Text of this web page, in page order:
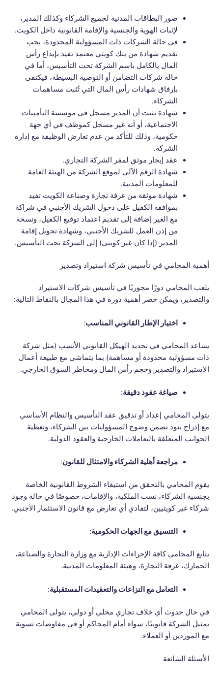
صور البطاقات المدنية لجميع الشركاء وكذلك المدير،
لإثبات الهوية والجنسية والإقامة القانونية داخل الكويت.
في حالة الشركات ذات المسؤولية المحدودة، يجب
تقديم شهادة من بنك كويتي معتمد تفيد بإيداع رأس
المال بالكامل باسم الشركة تحت التأسيس، أما في
حالة شركات التضامن أو التوصية البسيطة، فيكتفى
بإرفاق شهادات رأس المال التي تُثبت مساهمات
الشركاء.
شهادة تثبت أن المدير مسجل في مؤسسة التأمينات
الاجتماعية، أو أنه غير مسجل كموظف في أي جهة
حكومية، وذلك للتأكد من عدم تعارض الوظيفة مع إدارة
الشركة.
عقد إيجار موثق لمقر الشركة التجاري.
شهادة الرقم الآلي لموقع الشركة من الهيئة العامة
للمعلومات المدنية.
شهادة موثقة من غرفة تجارة وصناعة الكويت تفيد
بموافقة الكفيل على دخول الشريك الأجنبي في شراكة
مع الغير إضافة إلى تقديم اعتماد توقيع الكفيل، ونسخة
من إذن العمل للشريك الأجنبي، وشهادة تحويل إقامة
المدير (إذا كان غير كويتي) إلى الشركة تحت التأسيس.
أهمية المحامي في تأسيس شركة استيراد وتصدير
يلعب المحامي دورًا محوريًا في تأسيس شركات الاستيراد
والتصدير، ويمكن حصر أهمية دوره في هذا المجال بالنقاط التالية:
اختيار الإطار القانوني المناسب:
يساعد المحامي في تحديد الهيكل القانوني الأنسب (مثل شركة
ذات مسؤولية محدودة أو مساهمة) بما يتماشى مع طبيعة أعمال
الاستيراد والتصدير وحجم رأس المال ومخاطر السوق الخارجي.
صياغة عقود دقيقة:
يتولى المحامي إعداد أو تدقيق عقد التأسيس والنظام الأساسي
مع إدراج بنود تضمن وضوح المسؤوليات بين الشركاء، وتغطية
الجوانب المتعلقة بالتعاملات الخارجية والعقود الدولية.
مراجعة أهلية الشركاء والامتثال للقانون:
يقوم المحامي بالتحقق من استيفاء الشروط القانونية الخاصة
بجنسية الشركاء، نسب الملكية، والإقامات، خصوصًا في حالة وجود
شركاء غير كويتيين، لتفادي أي تعارض مع قانون الاستثمار الأجنبي.
التنسيق مع الجهات الحكومية:
يتابع المحامي كافة الإجراءات الإدارية مع وزارة التجارة والصناعة،
الجمارك، غرفة التجارة، وهيئة المعلومات المدنية.
التعامل مع النزاعات والتعقيدات المستقبلية:
في حال حدوث أي خلاف تجاري محلي أو دولي، يتولى المحامي
تمثيل الشركة قانونيًا، سواء أمام المحاكم أو في مفاوضات تسوية
مع الموردين أو العملاء.
الأسئلة الشائعة